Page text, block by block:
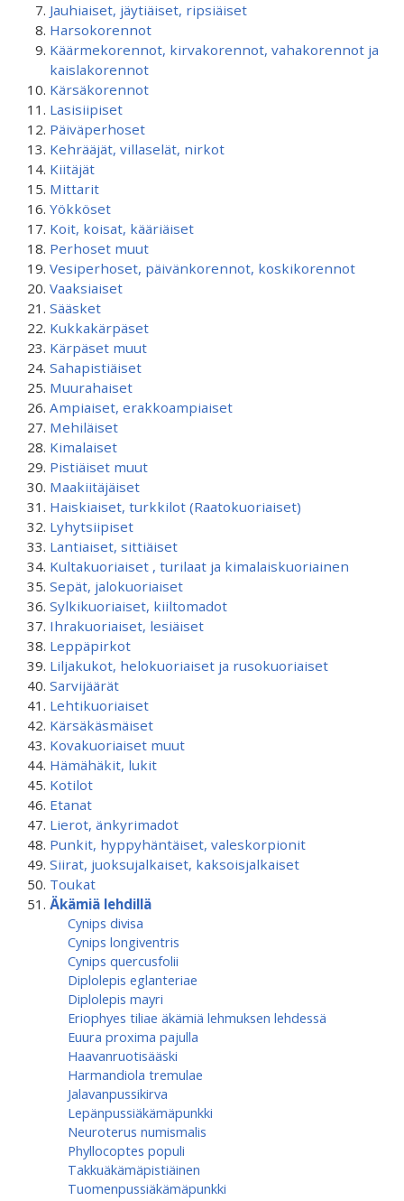
Jauhiaiset, jäytiäiset, ripsiäiset
Harsokorennot
Käärmekorennot, kirvakorennot, vahakorennot ja
kaislakorennot
Kärsäkorennot
Lasisiipiset
Päiväperhoset
Kehrääjät, villaselät, nirkot
Kiitäjät
Mittarit
Yökköset
Koit, koisat, kääriäiset
Perhoset muut
Vesiperhoset, päivänkorennot, koskikorennot
Vaaksiaiset
Sääsket
Kukkakärpäset
Kärpäset muut
Sahapistiäiset
Muurahaiset
Ampiaiset, erakkoampiaiset
Mehiläiset
Kimalaiset
Pistiäiset muut
Maakiitäjäiset
Haiskiaiset, turkkilot (Raatokuoriaiset)
Lyhytsiipiset
Lantiaiset, sittiäiset
Kultakuoriaiset , turilaat ja kimalaiskuoriainen
Sepät, jalokuoriaiset
Sylkikuoriaiset, kiiltomadot
Ihrakuoriaiset, lesiäiset
Leppäpirkot
Liljakukot, helokuoriaiset ja rusokuoriaiset
Sarvijäärät
Lehtikuoriaiset
Kärsäkäsmäiset
Kovakuoriaiset muut
Hämähäkit, lukit
Kotilot
Etanat
Lierot, änkyrimadot
Punkit, hyppyhäntäiset, valeskorpionit
Siirat, juoksujalkaiset, kaksoisjalkaiset
Toukat
Äkämiä lehdillä
Cynips divisa
Cynips longiventris
Cynips quercusfolii
Diplolepis eglanteriae
Diplolepis mayri
Eriophyes tiliae äkämiä lehmuksen lehdessä
Euura proxima pajulla
Haavanruotisääski
Harmandiola tremulae
Jalavanpussikirva
Lepänpussiäkämäpunkki
Neuroterus numismalis
Phyllocoptes populi
Takkuäkämäpistiäinen
Tuomenpussiäkämäpunkki